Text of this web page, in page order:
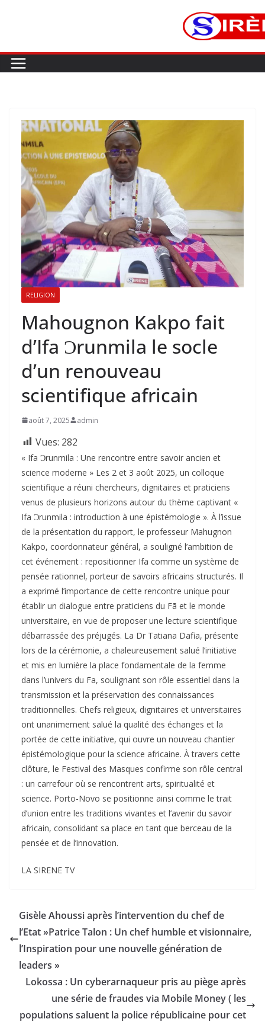
RELIGION
Mahougnon Kakpo fait
d’Ifa Ɔrunmila le socle
d’un renouveau
scientifique africain
août 7, 2025 admin
Vues: 282
« Ifa Ɔrunmila : Une rencontre entre savoir ancien et
science moderne » Les 2 et 3 août 2025, un colloque
scientifique a réuni chercheurs, dignitaires et praticiens
venus de plusieurs horizons autour du thème captivant «
Ifa Ɔrunmila : introduction à une épistémologie ». À l’issue
de la présentation du rapport, le professeur Mahugnon
Kakpo, coordonnateur général, a souligné l’ambition de
cet événement : repositionner Ifa comme un système de
pensée rationnel, porteur de savoirs africains structurés. Il
a exprimé l’importance de cette rencontre unique pour
établir un dialogue entre praticiens du Fã et le monde
universitaire, en vue de proposer une lecture scientifique
débarrassée des préjugés. La Dr Tatiana Dafia, présente
lors de la cérémonie, a chaleureusement salué l’initiative
et mis en lumière la place fondamentale de la femme
dans l’univers du Fa, soulignant son rôle essentiel dans la
transmission et la préservation des connaissances
traditionnelles. Chefs religieux, dignitaires et universitaires
ont unanimement salué la qualité des échanges et la
portée de cette initiative, qui ouvre un nouveau chantier
épistémologique pour la science africaine. À travers cette
clôture, le Festival des Masques confirme son rôle central
: un carrefour où se rencontrent arts, spiritualité et
science. Porto-Novo se positionne ainsi comme le trait
d’union entre les traditions vivantes et l’avenir du savoir
africain, consolidant sa place en tant que berceau de la
pensée et de l’innovation.
LA SIRENE TV
Gisèle Ahoussi après l’intervention du chef de
l’Etat »Patrice Talon : Un chef humble et visionnaire,
l’Inspiration pour une nouvelle génération de
leaders »
Lokossa : Un cyberarnaqueur pris au piège après
une série de fraudes via Mobile Money ( les
populations saluent la police républicaine pour cet